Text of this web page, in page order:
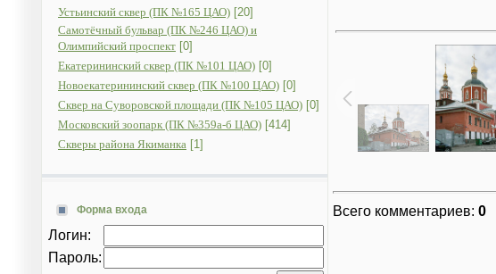
Устьинский сквер (ПК №165 ЦАО) [20]
Самотёчный бульвар (ПК №246 ЦАО) и
Олимпийский проспект [0]
Екатерининский сквер (ПК №101 ЦАО) [0]
Новоекатерининский сквер (ПК №100 ЦАО) [0]
Сквер на Суворовской площади (ПК №105 ЦАО) [0]
Московский зоопарк (ПК №359а-б ЦАО) [414]
Скверы района Якиманка [1]
Форма входа
Логин:
Пароль:
Всего комментариев: 0